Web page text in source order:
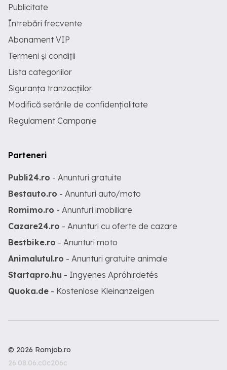
Publicitate
Întrebări frecvente
Abonament VIP
Termeni și condiții
Lista categoriilor
Siguranța tranzacțiilor
Modifică setările de confidențialitate
Regulament Campanie
Parteneri
Publi24.ro - Anunturi gratuite
Bestauto.ro - Anunturi auto/moto
Romimo.ro - Anunturi imobiliare
Cazare24.ro - Anunturi cu oferte de cazare
Bestbike.ro - Anunturi moto
Animalutul.ro - Anunturi gratuite animale
Startapro.hu - Ingyenes Apróhirdetés
Quoka.de - Kostenlose Kleinanzeigen
© 2026 Romjob.ro
26.08.06.c0c206c